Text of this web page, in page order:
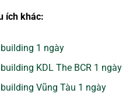
ích khác:
1 ngày
KDL The BCR 1 ngày
Vũng Tàu 1 ngày